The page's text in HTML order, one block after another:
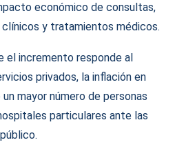
económico de consultas,
y tratamientos médicos.
el incremento responde al
privados, la inflación en
mayor número de personas
particulares ante las